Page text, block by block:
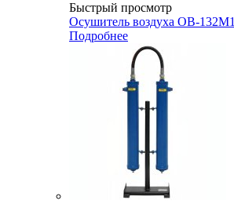
Быстрый просмотр
Осушитель воздуха ОВ-132М1
Подробнее